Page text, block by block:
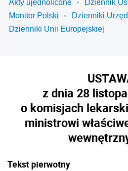
Akty ujednolicone
Dziennik
Monitor Polski
Dzienniki
Dzienniki Unii Europejskiej
z dnia 28
o komisjach
ministrowi
Tekst pierwotny